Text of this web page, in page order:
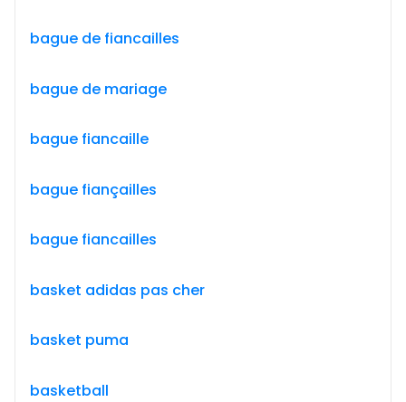
bague de fiancailles
bague de mariage
bague fiancaille
bague fiançailles
bague fiancailles
basket adidas pas cher
basket puma
basketball